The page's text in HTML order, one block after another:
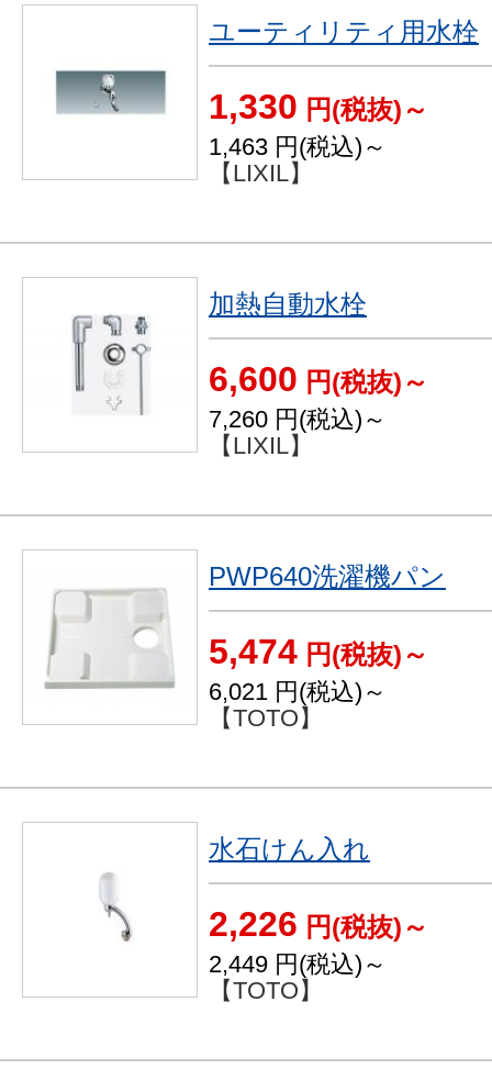
ユーティリティ用水栓
1,330 円(税抜)～
1,463 円(税込)～
【LIXIL】
加熱自動水栓
6,600 円(税抜)～
7,260 円(税込)～
【LIXIL】
PWP640洗濯機パン
5,474 円(税抜)～
6,021 円(税込)～
【TOTO】
水石けん入れ
2,226 円(税抜)～
2,449 円(税込)～
【TOTO】